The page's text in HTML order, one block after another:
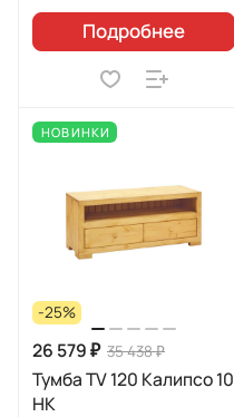
Подробнее
НОВИНКИ
-25%
26 579 ₽ 35 438 ₽
Тумба TV 120 Калипсо 10
HK